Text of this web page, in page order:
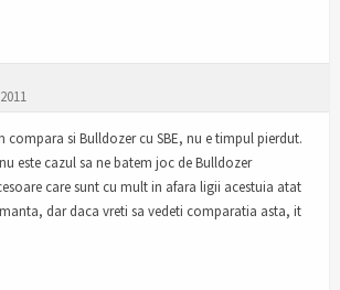
compara si Bulldozer cu SBE, nu e timpul pierdut.
este cazul sa ne batem joc de Bulldozer
care sunt cu mult in afara ligii acestuia atat
dar daca vreti sa vedeti comparatia asta, it